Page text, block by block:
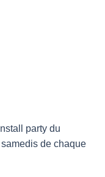
party du
de chaque